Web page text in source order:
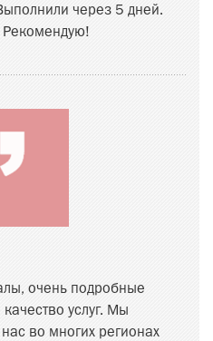
через 5 дней.
Рекомендую!
очень подробные
услуг. Мы
во многих регионах